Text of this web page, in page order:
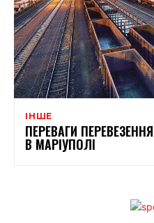
ІНШЕ
ПЕРЕВАГИ
В МАРІУПОЛІ